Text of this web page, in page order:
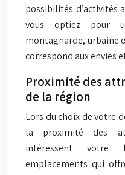
possibilités d’activités
vous optiez pour
montagnarde, urbaine
correspond aux envies
Proximité des
de la région
Lors du choix de votre
la proximité des
intéressent votre
emplacements qui